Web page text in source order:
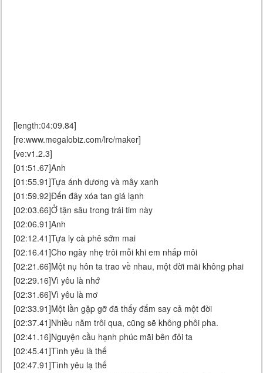
[length:04:09.84]
[re:www.megalobiz.com/lrc/maker]
[ve:v1.2.3]
[01:51.67]Anh
[01:55.91]Tựa ánh dương và mây xanh
[01:59.92]Đến đây xóa tan giá lạnh
[02:03.66]Ở tận sâu trong trái tim này
[02:06.91]Anh
[02:12.41]Tựa ly cà phê sớm mai
[02:16.41]Cho ngày nhẹ trôi mỗi khi em nhấp môi
[02:21.66]Một nụ hôn ta trao về nhau, một đời mãi không phai
[02:29.16]Vì yêu là nhớ
[02:31.66]Vì yêu là mơ
[02:33.91]Một lần gặp gỡ đã thấy đắm say cả một đời
[02:37.41]Nhiều năm trôi qua, cũng sẽ không phôi pha.
[02:41.16]Nguyện cầu hạnh phúc mãi bên đôi ta
[02:45.41]Tình yêu là thế
[02:47.91]Tình yêu lạ thế